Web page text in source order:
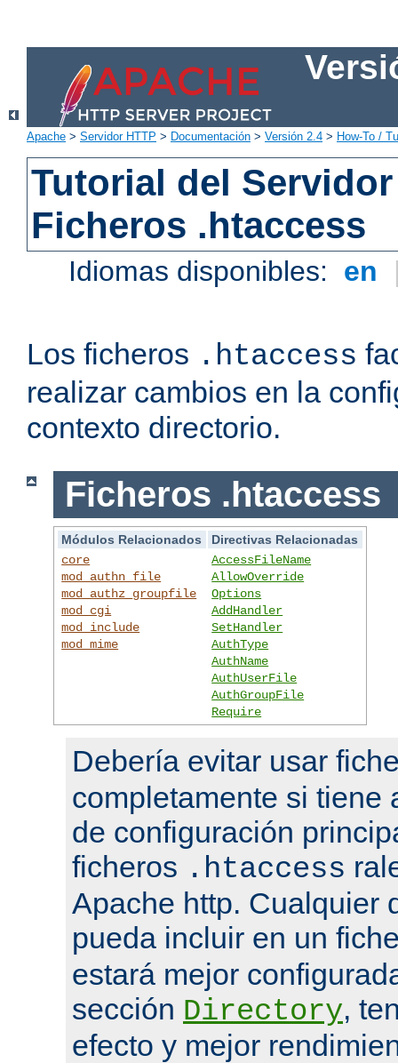
Apache > Servidor HTTP > Documentación > Versión 2.4 > How-To /
Tutorial del
Ficheros .htaccess
Idiomas disponibles: en
Los ficheros .htaccess
realizar cambios en la
contexto directorio.
Ficheros .htaccess
Módulos Relacionados
Directivas Relacionadas
core
mod_authn_file
mod_authz_groupfile
mod_cgi
mod_include
mod_mime
AccessFileName
AllowOverride
Options
AddHandler
SetHandler
AuthType
AuthName
AuthUserFile
AuthGroupFile
Require
Debería evitar usar
completamente si tiene
de configuración
ficheros .htaccess
Apache http. Cualquier
pueda incluir en un
estará mejor
sección Directory,
efecto y mejor